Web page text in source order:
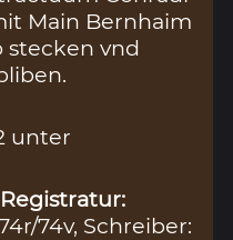
Main Bernhaim
stecken vnd
unter
74v, Schreiber: